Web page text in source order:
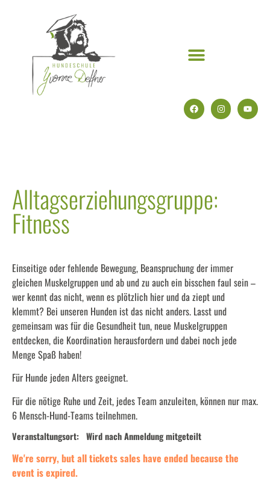
Alltagserziehungsgruppe:
Fitness
Einseitige oder fehlende Bewegung, Beanspruchung der immer
gleichen Muskelgruppen und ab und zu auch ein bisschen faul sein –
wer kennt das nicht, wenn es plötzlich hier und da ziept und
klemmt? Bei unseren Hunden ist das nicht anders. Lasst und
gemeinsam was für die Gesundheit tun, neue Muskelgruppen
entdecken, die Koordination herausfordern und dabei noch jede
Menge Spaß haben!
Für Hunde jeden Alters geeignet.
Für die nötige Ruhe und Zeit, jedes Team anzuleiten, können nur max.
6 Mensch-Hund-Teams teilnehmen.
Veranstaltungsort: Wird nach Anmeldung mitgeteilt
We're sorry, but all tickets sales have ended because the
event is expired.